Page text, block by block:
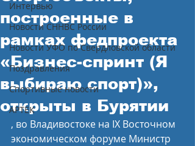
Интервью
Новости СННВС России
Новости УФО по Свердловской области
Поздравления
Спортивные новости
АРТЕК
построенные в
рамках федпроекта
«Бизнес-спринт (Я
выбираю спорт)»,
открыты в Бурятии
, во Владивостоке на IX Восточном
экономическом форуме Министр